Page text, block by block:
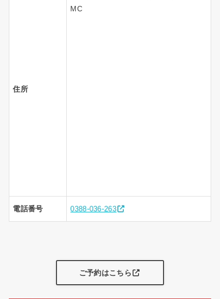
住所
MC
電話番号 0388-036-263
ご予約はこちら